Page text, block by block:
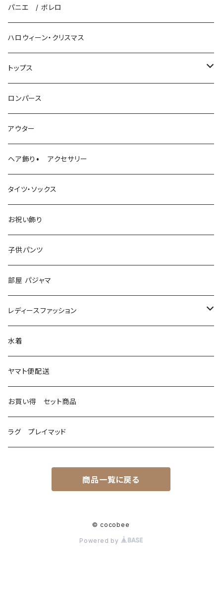
パニエ / ボレロ
パニエ / ボレロ
ハロウィーン・クリスマス
トップス
ニット
ロンパース
ロンパース
アウター
ヘア飾り• アクセサリー
タイツ・ソックス
お祝い飾り
子供パンツ
部屋 パジャマ
レディースファッション
ファッション小物
マフラー
水着
ヤマト便配送
お買い得 セット商品
ラグ プレイマッド
商品一覧に戻る
© cocobee
Powered by